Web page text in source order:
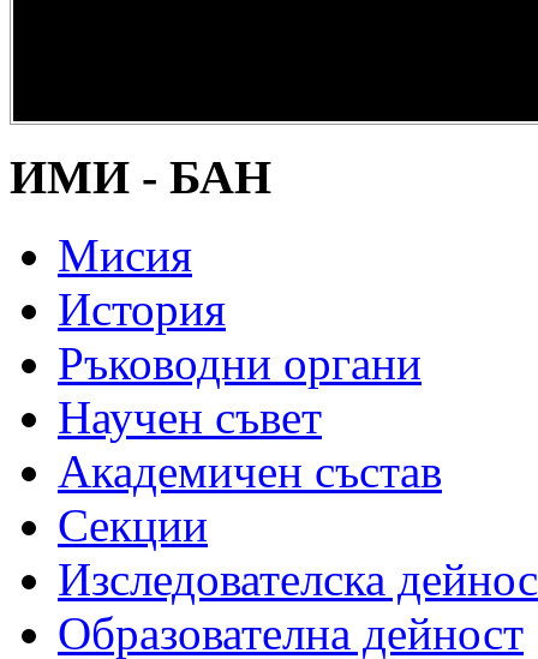
наследство” -
ИМИ - БАН
Мисия
История
Ръководни органи
Научен съвет
Академичен състав
Секции
Изследователска
Образователна дейност